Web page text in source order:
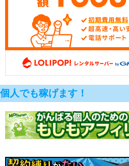
個人でも稼げます！